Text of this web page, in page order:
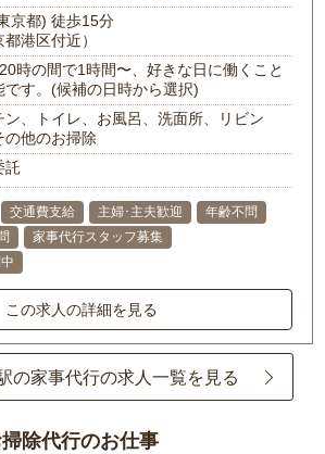
京都) 徒歩15分
都港区付近）
時の間で1時間〜、好きな日に働くこと
です。(候補の日時から選択)
ン、トイレ、お風呂、洗面所、リビン
の他のお掃除
託
交通費支給 主婦･主夫歓迎
年齢不問
家事代行スタッフ募集
この求人の詳細を見る
の家事代行の求人一覧を見る
除代行のお仕事